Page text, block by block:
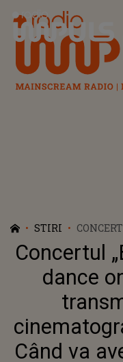
Radio Impuls
STIRI
ON
ÎN
CÂND
Concertul
dance
Când va